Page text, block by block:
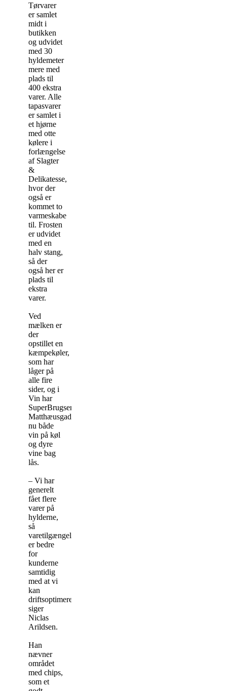
Tørvarer
er samlet
midt i
butikken
og udvidet
med 30
hyldemeter
mere med
plads til
400 ekstra
varer. Alle
tapasvarer
er samlet i
et hjørne
med otte
kølere i
forlængelse
af Slagter
&
Delikatesse,
hvor der
også er
kommet to
varmeskabe
til. Frosten
er udvidet
med en
halv stang,
så der
også her er
plads til
ekstra
varer.
Ved
mælken er
der
opstillet en
kæmpekøler,
som har
låger på
alle fire
sider, og i
Vin har
SuperBrugsen
Matthæusgade
nu både
vin på køl
og dyre
vine bag
lås.
– Vi har
generelt
fået flere
varer på
hylderne,
så
varetilgængeligheden
er bedre
for
kunderne
samtidig
med at vi
kan
driftsoptimere,
siger
Niclas
Arildsen.
Han
nævner
området
med chips,
som et